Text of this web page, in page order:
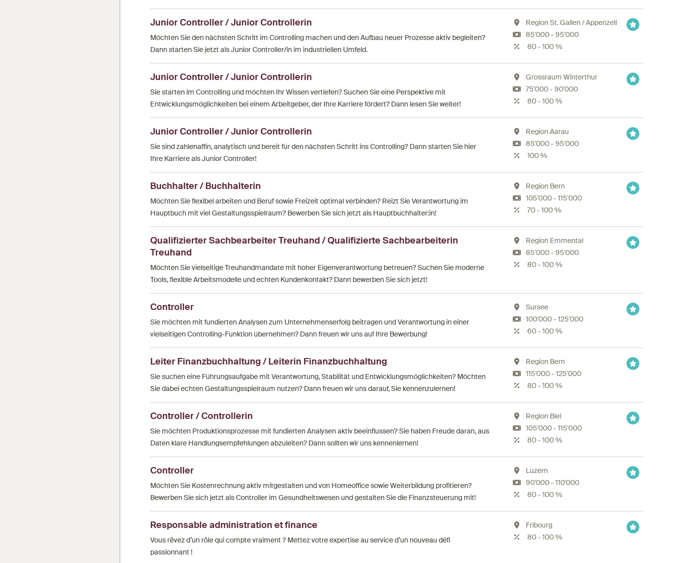
Junior Controller / Junior Controllerin
Möchten Sie den nächsten Schritt im Controlling machen und den Aufbau neuer Prozesse aktiv begleiten?
Dann starten Sie jetzt als Junior Controller/in im industriellen Umfeld.
Region St. Gallen / Appenzell
85'000 - 95'000
80 - 100 %
Junior Controller / Junior Controllerin
Sie starten im Controlling und möchten Ihr Wissen vertiefen? Suchen Sie eine Perspektive mit
Entwicklungsmöglichkeiten bei einem Arbeitgeber, der Ihre Karriere fördert? Dann lesen Sie weiter!
Grossraum Winterthur
75'000 - 90'000
80 - 100 %
Junior Controller / Junior Controllerin
Sie sind zahlenaffin, analytisch und bereit für den nächsten Schritt ins Controlling? Dann starten Sie hier
Ihre Karriere als Junior Controller!
Region Aarau
85'000 - 95'000
100 %
Buchhalter / Buchhalterin
Möchten Sie flexibel arbeiten und Beruf sowie Freizeit optimal verbinden? Reizt Sie Verantwortung im
Hauptbuch mit viel Gestaltungsspielraum? Bewerben Sie sich jetzt als Hauptbuchhalter:in!
Region Bern
105'000 - 115'000
70 - 100 %
Qualifizierter Sachbearbeiter Treuhand / Qualifizierte Sachbearbeiterin
Treuhand
Möchten Sie vielseitige Treuhandmandate mit hoher Eigenverantwortung betreuen? Suchen Sie moderne
Tools, flexible Arbeitsmodelle und echten Kundenkontakt? Dann bewerben Sie sich jetzt!
Region Emmental
85'000 - 95'000
80 - 100 %
Controller
Sie möchten mit fundierten Analysen zum Unternehmenserfolg beitragen und Verantwortung in einer
vielseitigen Controlling-Funktion übernehmen? Dann freuen wir uns auf Ihre Bewerbung!
Sursee
100'000 - 125'000
60 - 100 %
Leiter Finanzbuchhaltung / Leiterin Finanzbuchhaltung
Sie suchen eine Führungsaufgabe mit Verantwortung, Stabilität und Entwicklungsmöglichkeiten? Möchten
Sie dabei echten Gestaltungsspielraum nutzen? Dann freuen wir uns darauf, Sie kennenzulernen!
Region Bern
115'000 - 125'000
80 - 100 %
Controller / Controllerin
Sie möchten Produktionsprozesse mit fundierten Analysen aktiv beeinflussen? Sie haben Freude daran, aus
Daten klare Handlungsempfehlungen abzuleiten? Dann sollten wir uns kennenlernen!
Region Biel
105'000 - 115'000
80 - 100 %
Controller
Möchten Sie Kostenrechnung aktiv mitgestalten und von Homeoffice sowie Weiterbildung profitieren?
Bewerben Sie sich jetzt als Controller im Gesundheitswesen und gestalten Sie die Finanzsteuerung mit!
Luzern
90'000 - 110'000
80 - 100 %
Responsable administration et finance
Vous rêvez d’un rôle qui compte vraiment ? Mettez votre expertise au service d’un nouveau défi
passionnant !
Fribourg
80 - 100 %